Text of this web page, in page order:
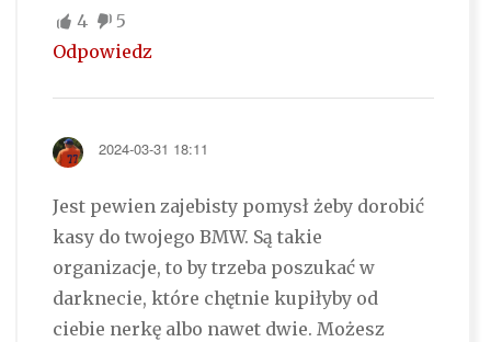
4
5
Odpowiedz
2024-03-31 18:11
Jest pewien zajebisty pomysł żeby dorobić
kasy do twojego BMW. Są takie
organizacje, to by trzeba poszukać w
darknecie, które chętnie kupiłyby od
ciebie nerkę albo nawet dwie. Możesz